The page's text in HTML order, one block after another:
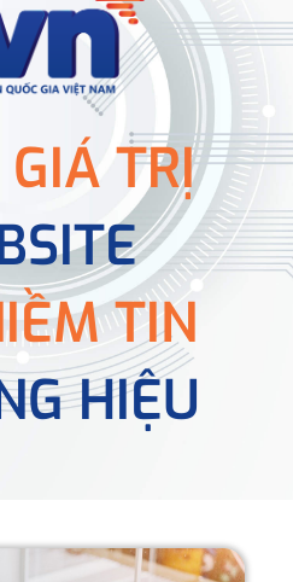
GIÁ TRỊ
TIN
HIỆU